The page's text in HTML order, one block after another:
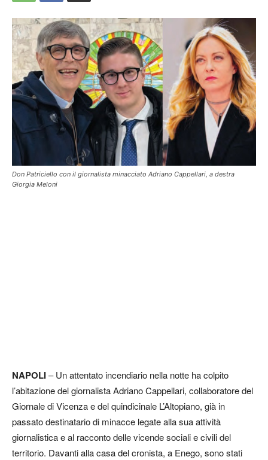
Don Patriciello con il giornalista minacciato Adriano Cappellari, a destra
Giorgia Meloni
NAPOLI– Un attentato incendiario nella notte ha colpito
l’abitazione del giornalista Adriano Cappellari, collaboratore del
Giornale di Vicenza e del quindicinale L’Altopiano, già in
passato destinatario di minacce legate alla sua attività
giornalistica e al racconto delle vicende sociali e civili del
territorio. Davanti alla casa del cronista, a Enego, sono stati